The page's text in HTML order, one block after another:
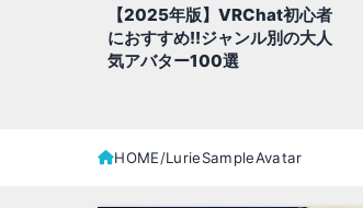
【2025年版】VRChat初心者
におすすめ!!ジャンル別の大人
気アバター100選
HOME LurieSampleAvatar